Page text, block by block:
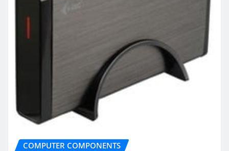
COMPUTER COMPONENTS